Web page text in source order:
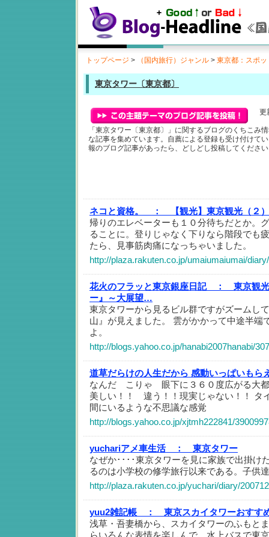
トップページ > （国内旅行）ジャンル > 東京都：スポッ
東京タワー〔東京都〕
更
「東京タワー〔東京都〕」に関するブログのくちこみ
な記事を集めています。自薦による登録も受け付けて
報のブログ記事があったら、どしどし投稿してくださ
ネコと資格。 ：
【観光】東京観光（
帰りのエレベーターも１０分待ちだとか。
ることに。登りじゃなく下りなら階段でも
たら、見事筋肉痛になっちゃいました。
http://plaza.rakuten.co.jp/umaiumaiumai/
花火のフラッと東京銀座日記 ：
東京観
ー』～大展望…
東京タワーから見るビル群ですがズームし
山』が見えました。 雲がかかって中途半端
よ。
http://blogs.yahoo.co.jp/hanabi2007hanabi/
道草だらけの人生だから 感動いっぱいも
なんだ こりゃ 眼下に３６０度広がる大都
美しい！！ 違う！！現実じゃない！！ タ
間にいるような不思議な感覚
http://blogs.yahoo.co.jp/xjtmh222841/
yuchariアメ車生活 ：
東京タワー
なぜか････東京タワーを見に家族で出掛け
るのは小学校の修学旅行以来である。子供
http://plaza.rakuten.co.jp/yuchari/diary/
yuu2雑記帳 ：
東京スカイタワーおすす
浅草・吾妻橋から、スカイタワーのふもと
らいろんな表情を楽しんで、水上バスで東